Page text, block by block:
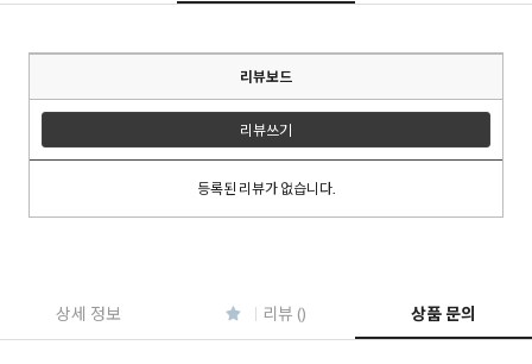
이코 라이프 하
리뷰보드
리뷰쓰기
등록된 리뷰가 없습니다.
상세 정보 리뷰 () 상품 문의